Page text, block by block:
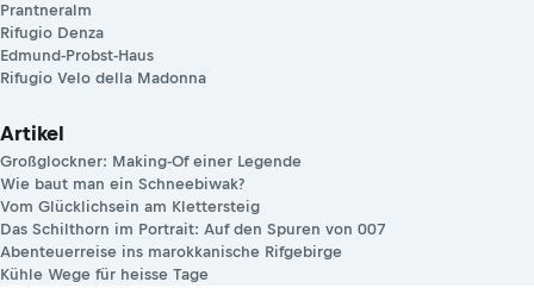
Prantneralm
Rifugio Denza
Edmund-Probst-Haus
Rifugio Velo della Madonna
Artikel
Großglockner: Making-Of einer Legende
Wie baut man ein Schneebiwak?
Vom Glücklichsein am Klettersteig
Das Schilthorn im Portrait: Auf den Spuren von 007
Abenteuerreise ins marokkanische Rifgebirge
Kühle Wege für heisse Tage